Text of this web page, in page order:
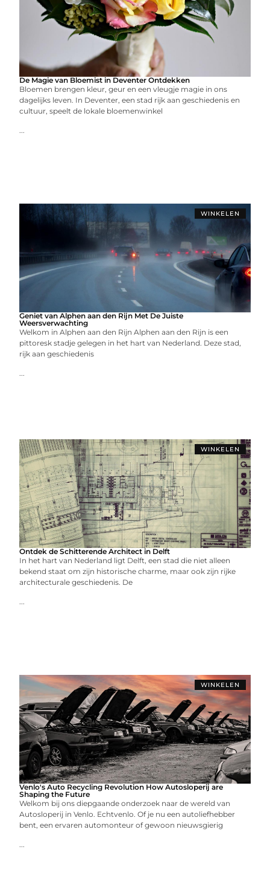
De Magie van Bloemist in Deventer Ontdekken
Bloemen brengen kleur, geur en een vleugje magie in ons
dagelijks leven. In Deventer, een stad rijk aan geschiedenis en
cultuur, speelt de lokale bloemenwinkel
...
WINKELEN
Geniet van Alphen aan den Rijn Met De Juiste
Weersverwachting
Welkom in Alphen aan den Rijn Alphen aan den Rijn is een
pittoresk stadje gelegen in het hart van Nederland. Deze stad,
rijk aan geschiedenis
...
WINKELEN
Ontdek de Schitterende Architect in Delft
In het hart van Nederland ligt Delft, een stad die niet alleen
bekend staat om zijn historische charme, maar ook zijn rijke
architecturale geschiedenis. De
...
WINKELEN
Venlo's Auto Recycling Revolution How Autosloperij are
Shaping the Future
Welkom bij ons diepgaande onderzoek naar de wereld van
Autosloperij in Venlo. Echtvenlo. Of je nu een autoliefhebber
bent, een ervaren automonteur of gewoon nieuwsgierig
...